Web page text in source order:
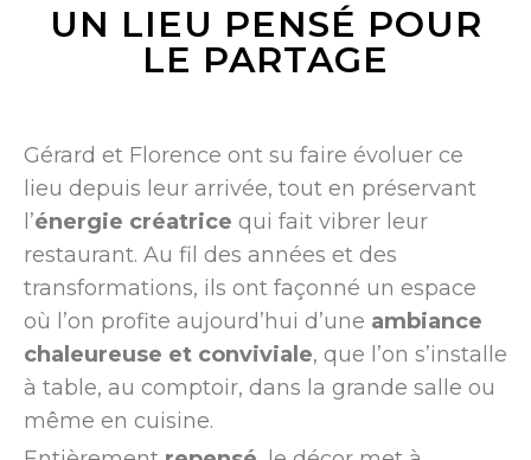
UN LIEU PENSÉ POUR
LE PARTAGE
Gérard et Florence ont su faire évoluer ce
lieu depuis leur arrivée, tout en préservant
l’énergie créatrice qui fait vibrer leur
restaurant. Au fil des années et des
transformations, ils ont façonné un espace
où l’on profite aujourd’hui d’une ambiance
chaleureuse et conviviale, que l’on s’installe
à table, au comptoir, dans la grande salle ou
même en cuisine.